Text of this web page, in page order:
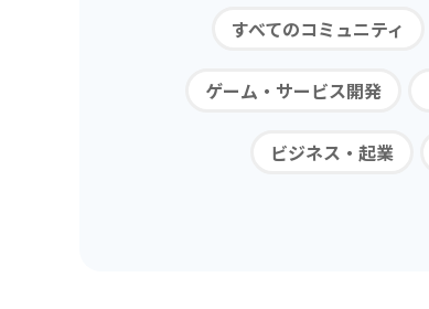
すべてのコミュニティ
ゲーム・サービス開発
ビジネス・起業